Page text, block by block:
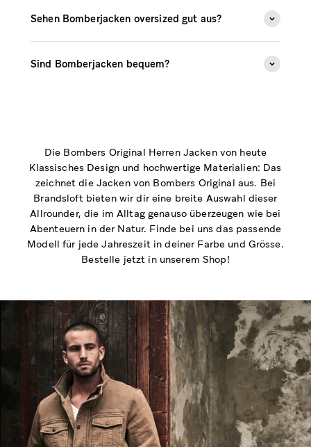
McQueen und Filme wie “Top Gun” sie schliesslich
unsterblich.
Sehen Bomberjacken oversized gut aus?
Sind Bomberjacken bequem?
Die Bombers Original Herren Jacken von heute
Klassisches Design und hochwertige Materialien: Das
zeichnet die Jacken von Bombers Original aus. Bei
Brandsloft bieten wir dir eine breite Auswahl dieser
Allrounder, die im Alltag genauso überzeugen wie bei
Abenteuern in der Natur. Finde bei uns das passende
Modell für jede Jahreszeit in deiner Farbe und Grösse.
Bestelle jetzt in unserem Shop!